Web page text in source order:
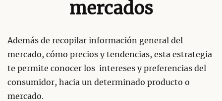
mercados
Además de recopilar información general del
mercado, cómo precios y tendencias, esta estrategia
te permite conocer los intereses y preferencias del
consumidor, hacia un determinado producto o
mercado.